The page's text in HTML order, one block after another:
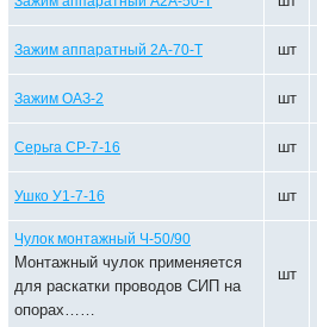
Зажим аппаратный 2А-70-Т шт
Зажим ОАЗ-2 шт
Серьга СР-7-16 шт
Ушко У1-7-16 шт
Чулок монтажный Ч-50/90
Монтажный чулок применяется
для раскатки проводов СИП на
опорах……
шт